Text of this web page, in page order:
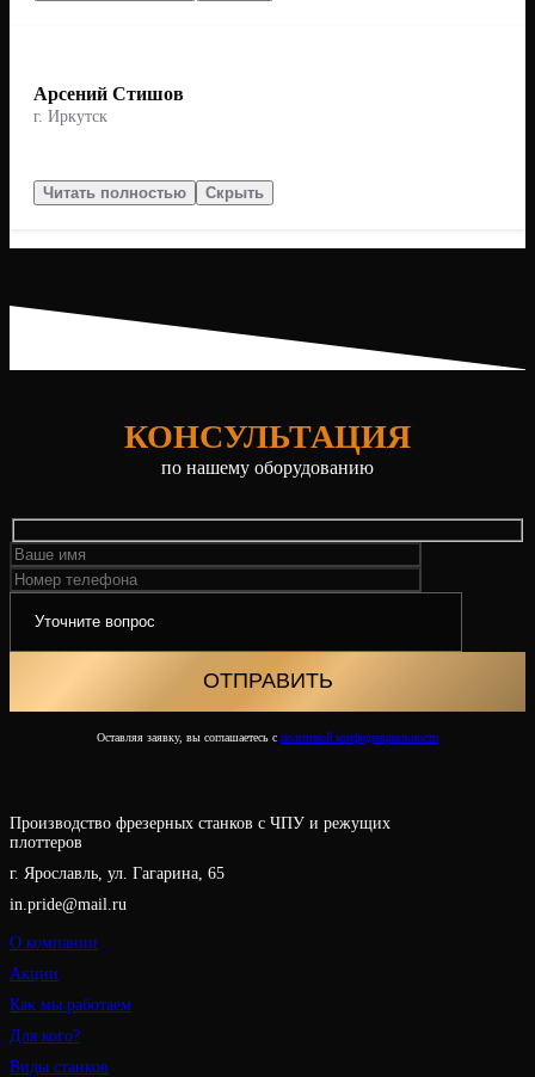
Арсений Стишов
г. Иркутск
Читать полностью Скрыть
КОНСУЛЬТАЦИЯ
по нашему оборудованию
Оставляя заявку, вы соглашаетесь с политикой конфиденциальности
Производство фрезерных станков с ЧПУ и режущих
плоттеров
г. Ярославль, ул. Гагарина, 65
in.pride@mail.ru
О компании
Акции
Как мы работаем
Для кого?
Виды станков